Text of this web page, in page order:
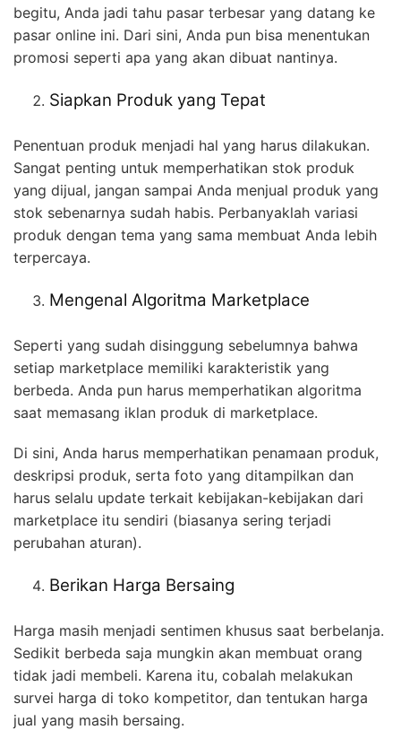
begitu, Anda jadi tahu pasar terbesar yang datang ke
pasar online ini. Dari sini, Anda pun bisa menentukan
promosi seperti apa yang akan dibuat nantinya.
Siapkan Produk yang Tepat
Penentuan produk menjadi hal yang harus dilakukan.
Sangat penting untuk memperhatikan stok produk
yang dijual, jangan sampai Anda menjual produk yang
stok sebenarnya sudah habis. Perbanyaklah variasi
produk dengan tema yang sama membuat Anda lebih
terpercaya.
Mengenal Algoritma Marketplace
Seperti yang sudah disinggung sebelumnya bahwa
setiap marketplace memiliki karakteristik yang
berbeda. Anda pun harus memperhatikan algoritma
saat memasang iklan produk di marketplace.
Di sini, Anda harus memperhatikan penamaan produk,
deskripsi produk, serta foto yang ditampilkan dan
harus selalu update terkait kebijakan-kebijakan dari
marketplace itu sendiri (biasanya sering terjadi
perubahan aturan).
Berikan Harga Bersaing
Harga masih menjadi sentimen khusus saat berbelanja.
Sedikit berbeda saja mungkin akan membuat orang
tidak jadi membeli. Karena itu, cobalah melakukan
survei harga di toko kompetitor, dan tentukan harga
jual yang masih bersaing.